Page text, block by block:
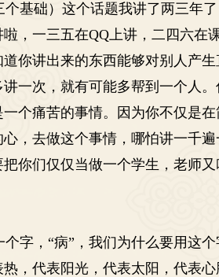
基础）这个话题我讲了两三年
，一三五在QQ上讲，二四六在
你讲出来的东西能够对别人产
一次，就有可能多帮到一个人
个痛苦的事情。因为你不仅是
，去做这个事情，哪怕讲一千遍
你们仅仅当做一个学生，老师
字， “病” ，我们为什么要用这
，代表阳光，代表太阳，代表